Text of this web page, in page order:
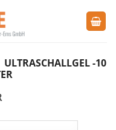
ULTRASCHALLGEL -10